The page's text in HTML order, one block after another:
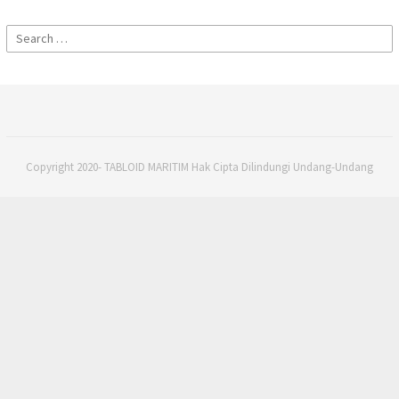
Search
for:
Copyright 2020- TABLOID MARITIM Hak Cipta Dilindungi Undang-Undang